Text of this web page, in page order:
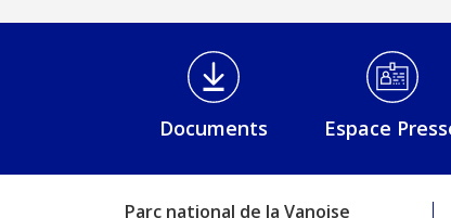
Médiathèque Footer
Documents Espace
Parc national de la Vanoise